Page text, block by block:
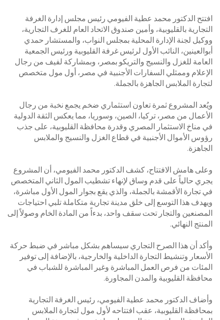
افتتح الدكتور محمد عطية الفيومي رئيس مجلس إدارة الغرفة
التجارية بالقليوبية، وأمين صندوق الاتحاد العام للغرف التجارية،
ووكيل لجنة الإدارة المحلية بمجلس النواب، والمستشار حمدي
أبوالعينين، النائب الأول لرئيس غرفة القليوبية ورئيس الجمعية
العامة للغزل والنسيج والتريكو بمصر، وبمشاركة لفيف من رجال
الإعلام وممثلي السفارات الأجنبية في مصر، أول مول متخصص
لتجارة الملابس الجاهزة بالجملة.
​ويُعد المشروع ثمرة تعاون استثماري ضخم يجمع نخبة من رجال
الأعمال من مصر، تركيا، الصين، وسوريا، مما يعكس الثقة الدولية
في مناخ الاستثمار المصري وقدرة محافظة القليوبية، على جذب
رؤوس الأموال الأجنبية في قطاع الغزل والنسيج والملابس
الجاهزة.
​وعلى هامش الافتتاح، كشف الدكتور محمد الفيومي، أن المشروع
يجري حالياً على قدم وساق لإنهاء تشطيب المول الثاني المتخصص
في تجارة الأقمشة بالجملة، والذي يقع بجوار المول الأول مباشرة،
ويهدف هذا التوسع إلى خلق مدينة تجارية متكاملة تلبي احتياجات
المصنعين والتجار تحت سقف واحد، بدءاً من المادة الخام وصولاً إلى
المنتج النهائي.
​وأكد أن هذا الصرح التجاري سيساهم بشكل مباشر في ضبط حركة
الأسعار وتنشيط التجارة الداخلية والخارجية، بالإضافة إلى توفير
المئات من فرص العمل المباشرة وغير المباشرة للشباب في
محافظة القليوبية والمدن المجاورة.
وأضاف الدكتور محمد عطية الفيومي، رئيس الغرفة التجارية
بمحافظة القليوبية، عقب افتتاحه لأول مول لتجارة الملابس